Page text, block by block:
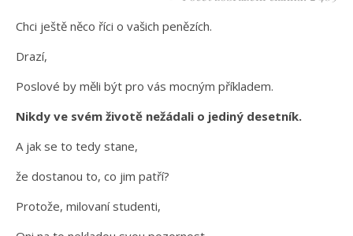
Chci ještě něco říci o vašich penězích.
Drazí,
Poslové by měli být pro vás mocným příkladem.
Nikdy ve svém životě nežádali o jediný desetník.
A jak se to tedy stane,
že dostanou to, co jim patří?
Protože, milovaní studenti,